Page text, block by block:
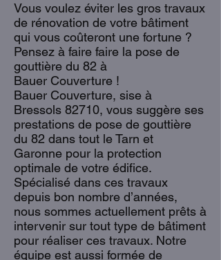
Vous voulez éviter les gros travaux
de rénovation de votre bâtiment
qui vous coûteront une fortune ?
Pensez à faire faire la pose de
gouttière du 82 à
Bauer Couverture !
Bauer Couverture, sise à
Bressols 82710, vous suggère ses
prestations de pose de gouttière
du 82 dans tout le Tarn et
Garonne pour la protection
optimale de votre édifice.
Spécialisé dans ces travaux
depuis bon nombre d’années,
nous sommes actuellement prêts à
intervenir sur tout type de bâtiment
pour réaliser ces travaux. Notre
équipe est aussi formée de